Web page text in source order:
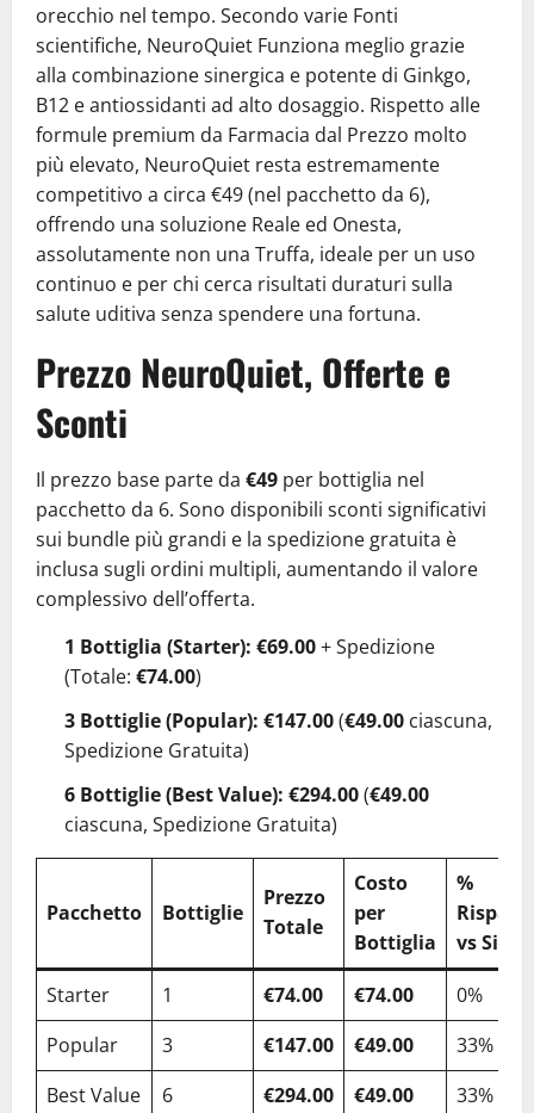
orecchio nel tempo. Secondo varie Fonti
scientifiche, NeuroQuiet Funziona meglio grazie
alla combinazione sinergica e potente di Ginkgo,
B12 e antiossidanti ad alto dosaggio. Rispetto alle
formule premium da Farmacia dal Prezzo molto
più elevato, NeuroQuiet resta estremamente
competitivo a circa €49 (nel pacchetto da 6),
offrendo una soluzione Reale ed Onesta,
assolutamente non una Truffa, ideale per un uso
continuo e per chi cerca risultati duraturi sulla
salute uditiva senza spendere una fortuna.
Prezzo NeuroQuiet, Offerte e
Sconti
Il prezzo base parte da €49 per bottiglia nel
pacchetto da 6. Sono disponibili sconti significativi
sui bundle più grandi e la spedizione gratuita è
inclusa sugli ordini multipli, aumentando il valore
complessivo dell’offerta.
1 Bottiglia (Starter): €69.00+ Spedizione
(Totale: €74.00)
3 Bottiglie (Popular): €147.00(€49.00 ciascuna,
Spedizione Gratuita)
6 Bottiglie (Best Value): €294.00(€49.00
ciascuna, Spedizione Gratuita)
Pacchetto Bottiglie
Prezzo
Totale
Costo
per
Bottiglia
%
vs
Starter
1 €74.00 €74.00
0%
Popular
3 €147.00 €49.00
33%
Best Value
6 €294.00 €49.00 33%